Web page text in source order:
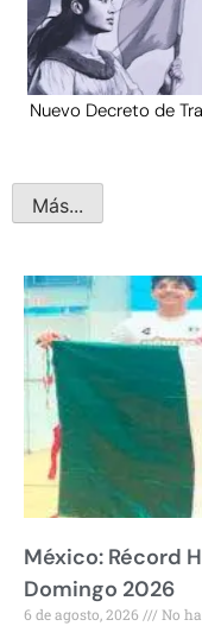
Nuevo Decreto de
Más...
México: Récord
Domingo 2026
6 de agosto, 2026 No